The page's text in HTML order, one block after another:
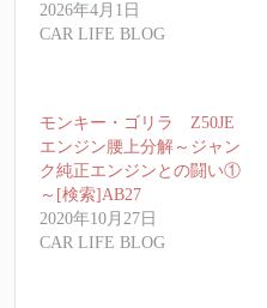
2026年4月1日
CAR LIFE BLOG
モンキー・ゴリラ Z50JE
エンジン腰上分解～ジャン
ク純正エンジンとの闘い①
～[検索]AB27
2020年10月27日
CAR LIFE BLOG